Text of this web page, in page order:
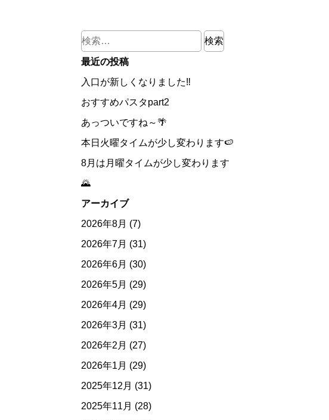
検
索:
最近の投稿
入口が新しくなりました‼
おすすめパスタpart2
あっついですね～🌴
本日火曜タイムが少し変わります🍉
8月は月曜タイムが少し変わります
🌄
アーカイブ
2026年8月 (7)
2026年7月 (31)
2026年6月 (30)
2026年5月 (29)
2026年4月 (29)
2026年3月 (31)
2026年2月 (27)
2026年1月 (29)
2025年12月 (31)
2025年11月 (28)